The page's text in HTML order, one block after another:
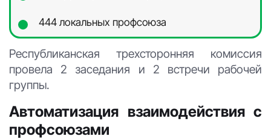
444 локальных профсоюза
Республиканская трехсторонняя комиссия
провела 2 заседания и 2 встречи рабочей
группы.
Автоматизация взаимодействия с
профсоюзами